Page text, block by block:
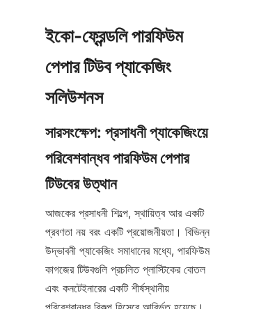
ইকো-ফ্রেন্ডলি পারফিউম
পেপার টিউব প্যাকেজিং
সলিউশনস
সারসংক্ষেপ: প্রসাধনী প্যাকেজিংয়ে
পরিবেশবান্ধব পারফিউম পেপার
টিউবের উত্থান
আজকের প্রসাধনী শিল্পে, স্থায়িত্ব আর একটি
প্রবণতা নয় বরং একটি প্রয়োজনীয়তা। বিভিন্ন
উদ্ভাবনী প্যাকেজিং সমাধানের মধ্যে, পারফিউম
কাগজের টিউবগুলি প্রচলিত প্লাস্টিকের বোতল
এবং কনটেইনারের একটি শীর্ষস্থানীয়